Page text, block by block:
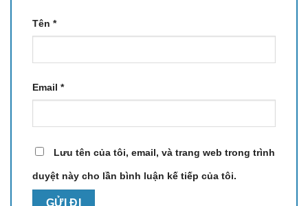
Tên *
Email *
Lưu tên của tôi, email, và trang web trong trình
duyệt này cho lần bình luận kế tiếp của tôi.